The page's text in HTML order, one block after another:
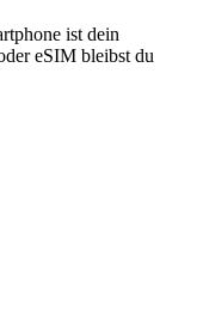
ist dein
eSIM bleibst du